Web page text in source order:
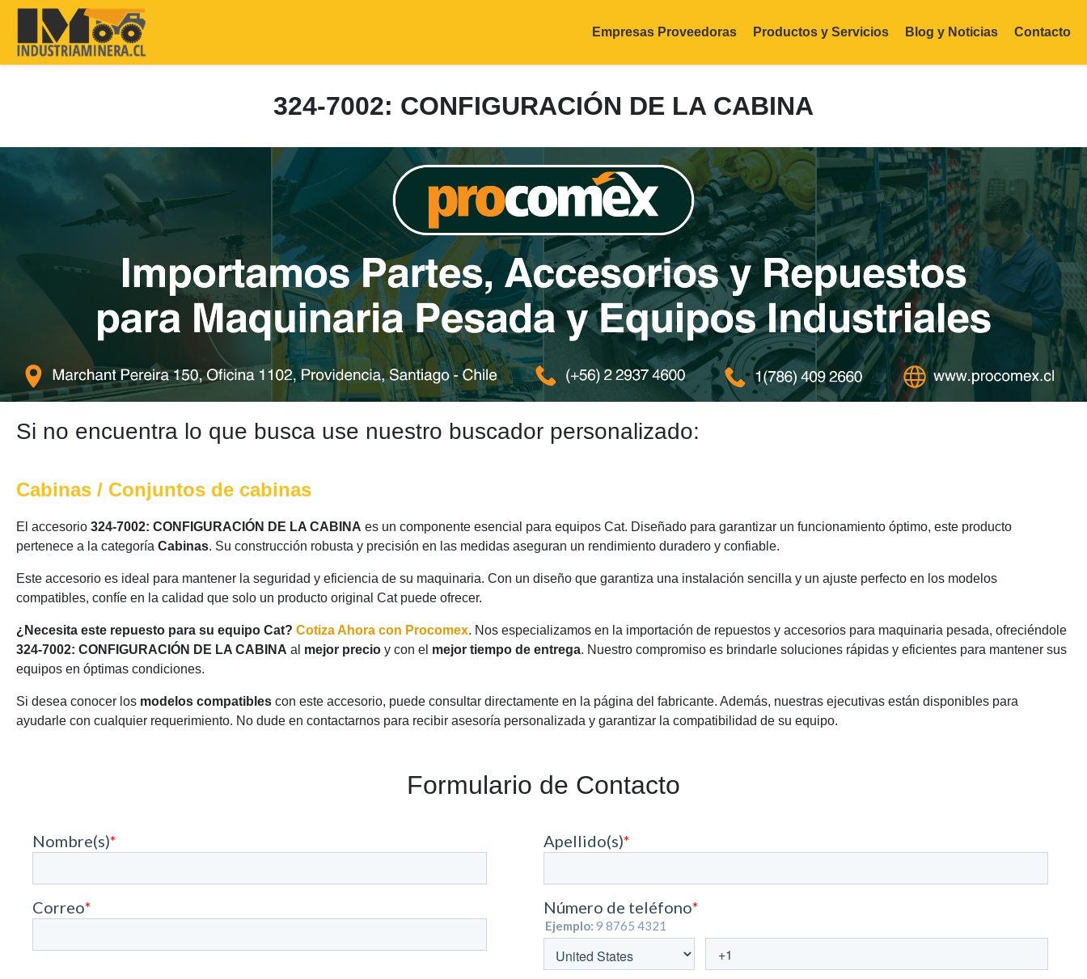
Empresas Proveedoras Productos y Servicios Blog y Noticias Contacto
324-7002: CONFIGURACIÓN DE LA CABINA
Si no encuentra lo que busca use nuestro buscador personalizado:
Cabinas / Conjuntos de cabinas
El accesorio 324-7002: CONFIGURACIÓN DE LA CABINA es un componente esencial para equipos Cat. Diseñado para garantizar un funcionamiento óptimo, este producto
pertenece a la categoría Cabinas. Su construcción robusta y precisión en las medidas aseguran un rendimiento duradero y confiable.
Este accesorio es ideal para mantener la seguridad y eficiencia de su maquinaria. Con un diseño que garantiza una instalación sencilla y un ajuste perfecto en los modelos
compatibles, confíe en la calidad que solo un producto original Cat puede ofrecer.
¿Necesita este repuesto para su equipo Cat? Cotiza Ahora con Procomex. Nos especializamos en la importación de repuestos y accesorios para maquinaria pesada, ofreciéndole
324-7002: CONFIGURACIÓN DE LA CABINA al mejor precio y con el mejor tiempo de entrega. Nuestro compromiso es brindarle soluciones rápidas y eficientes para mantener sus
equipos en óptimas condiciones.
Si desea conocer los modelos compatibles con este accesorio, puede consultar directamente en la página del fabricante. Además, nuestras ejecutivas están disponibles para
ayudarle con cualquier requerimiento. No dude en contactarnos para recibir asesoría personalizada y garantizar la compatibilidad de su equipo.
Formulario de Contacto